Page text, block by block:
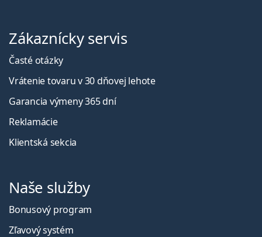
Zákaznícky servis
Časté otázky
Vrátenie tovaru v 30 dňovej lehote
Garancia výmeny 365 dní
Reklamácie
Klientská sekcia
Naše služby
Bonusový program
Zľavový systém